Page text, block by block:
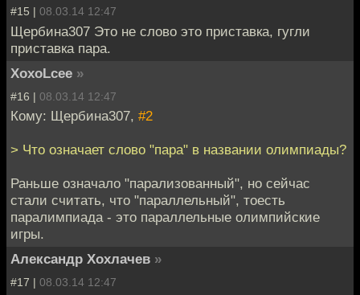
#15 | 08.03.14 12:47
Щербина307 Это не слово это приставка, гугли
приставка пара.
XoxoLcee »
#16 | 08.03.14 12:47
Кому: Щербина307, #2
> Что означает слово "пара" в названии олимпиады?
Раньше означало "парализованный", но сейчас
стали считать, что "параллельный", тоесть
паралимпиада - это параллельные олимпийские
игры.
Александр Хохлачев »
#17 | 08.03.14 12:47